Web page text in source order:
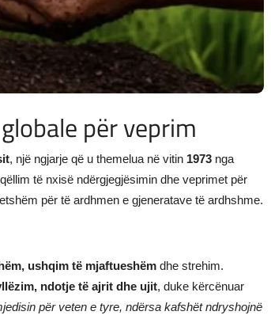
për veprim
, një ngjarje që u themelua në vitin 1973 nga
të nxisë ndërgjegjësimin dhe veprimet për
për të ardhmen e gjeneratave të ardhshme.
ushqim të mjaftueshëm dhe strehim.
ndotje të ajrit dhe ujit, duke kërcënuar
për veten e tyre, ndërsa kafshët ndryshojnë